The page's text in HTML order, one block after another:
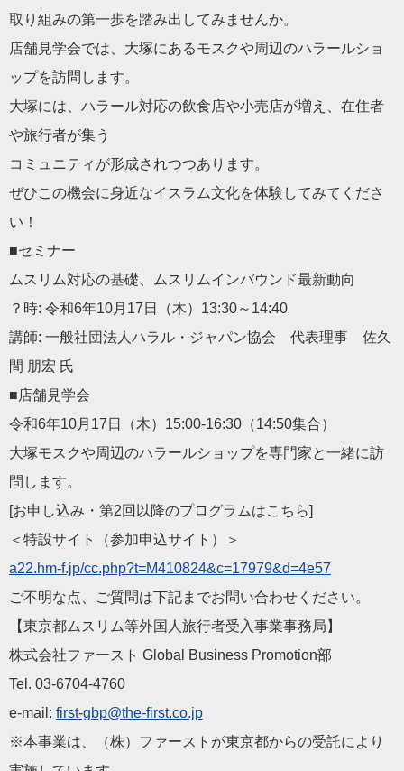
取り組みの第一歩を踏み出してみませんか。
店舗見学会では、大塚にあるモスクや周辺のハラールショ
ップを訪問します。
大塚には、ハラール対応の飲食店や小売店が増え、在住者
や旅行者が集う
コミュニティが形成されつつあります。
ぜひこの機会に身近なイスラム文化を体験してみてくださ
い！
■セミナー
ムスリム対応の基礎、ムスリムインバウンド最新動向
？時: 令和6年10月17日（木）13:30～14:40
講師: 一般社団法人ハラル・ジャパン協会 代表理事 佐久
間 朋宏 氏
■店舗見学会
令和6年10月17日（木）15:00-16:30（14:50集合）
大塚モスクや周辺のハラールショップを専門家と一緒に訪
問します。
[お申し込み・第2回以降のプログラムはこちら]
＜特設サイト（参加申込サイト）＞
a22.hm-f.jp/cc.php?t=M410824&c=17979&d=4e57
ご不明な点、ご質問は下記までお問い合わせください。
【東京都ムスリム等外国人旅行者受入事業事務局】
株式会社ファースト Global Business Promotion部
Tel. 03-6704-4760
e-mail: first-gbp@the-first.co.jp
※本事業は、（株）ファーストが東京都からの受託により